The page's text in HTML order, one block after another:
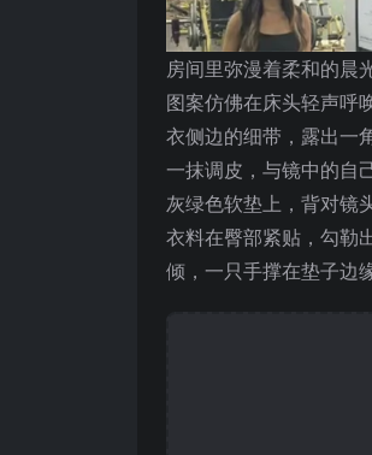
房间里弥漫着柔和的晨
图案仿佛在床头轻声呼
衣侧边的细带，露出一
一抹调皮，与镜中的自
灰绿色软垫上，背对镜
衣料在臀部紧贴，勾勒
倾，一只手撑在垫子边